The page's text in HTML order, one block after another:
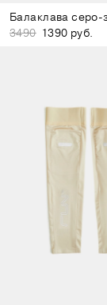
Балаклава серо-
3490 1390 руб.